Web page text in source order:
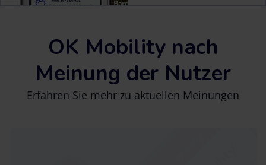
OK Mobility nach
Meinung der Nutzer
Erfahren Sie mehr zu aktuellen Meinungen